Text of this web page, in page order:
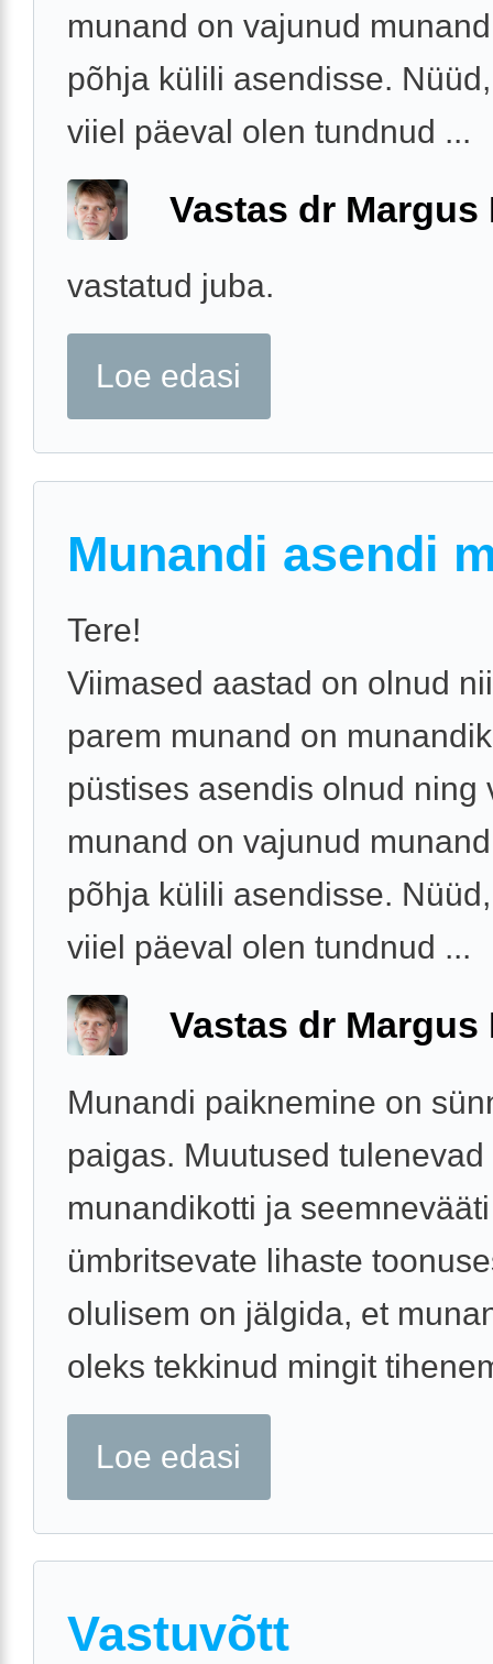
munand on vajunud
põhja külili asendisse.
viiel päeval olen tundnud ...
Vastas dr Margus
vastatud juba.
Loe edasi
Munandi asendi
Tere!
Viimased aastad on olnud
parem munand on
püstises asendis olnud ning
munand on vajunud
põhja külili asendisse.
viiel päeval olen tundnud ...
Vastas dr Margus
Munandi paiknemine on
paigas. Muutused
munandikotti ja seemnevääti
ümbritsevate lihaste
olulisem on jälgida, et
oleks tekkinud mingit
Loe edasi
Vastuvõtt